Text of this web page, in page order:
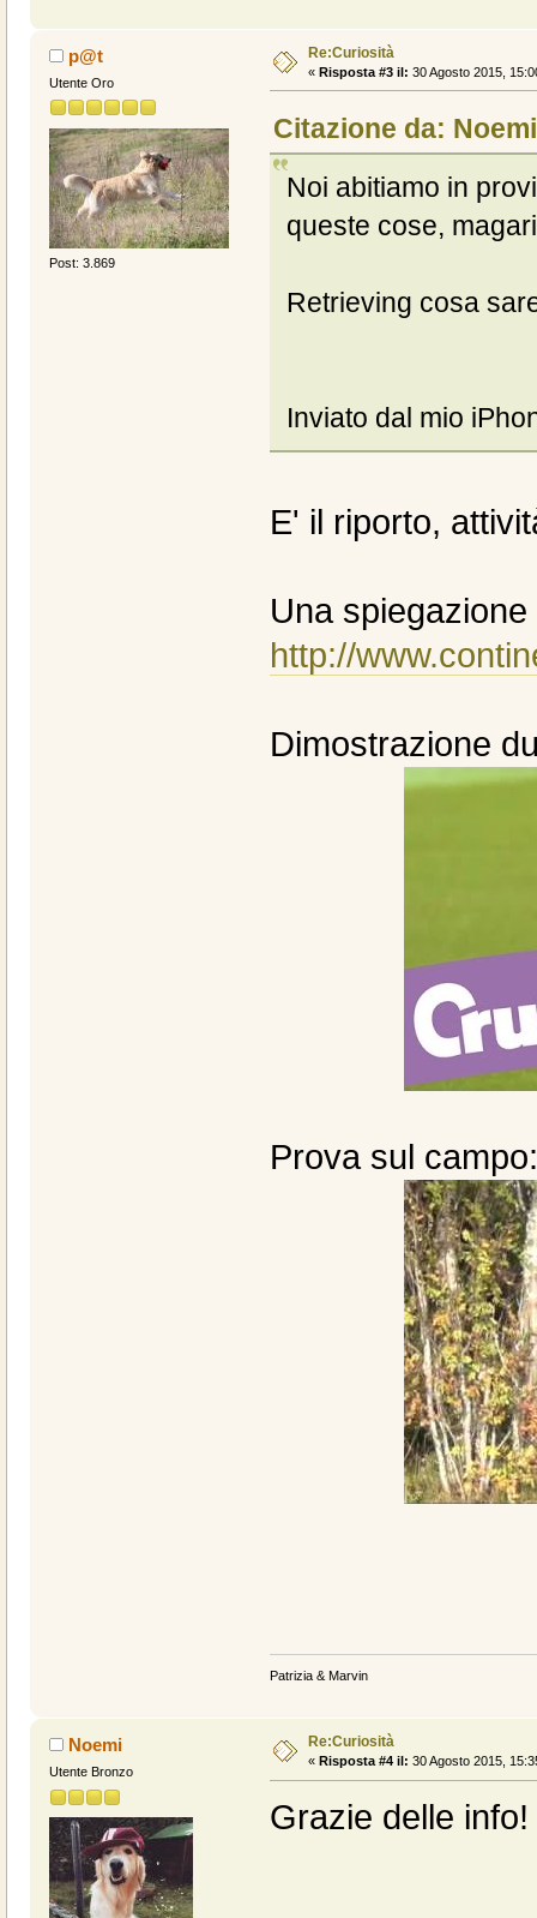
p@t
Utente Oro
Post: 3.869
Re:Curiosità
« Risposta #3 il: 30 Agosto 2015,
Citazione da:
Noi abitiamo in
queste cose,
Retrieving cosa
Inviato dal mio
E' il riporto,
Una
http://
Dimostrazione
Prova sul campo:
Patrizia & Marvin
Noemi
Utente Bronzo
Re:Curiosità
« Risposta #4 il: 30 Agosto 2015,
Grazie delle info!